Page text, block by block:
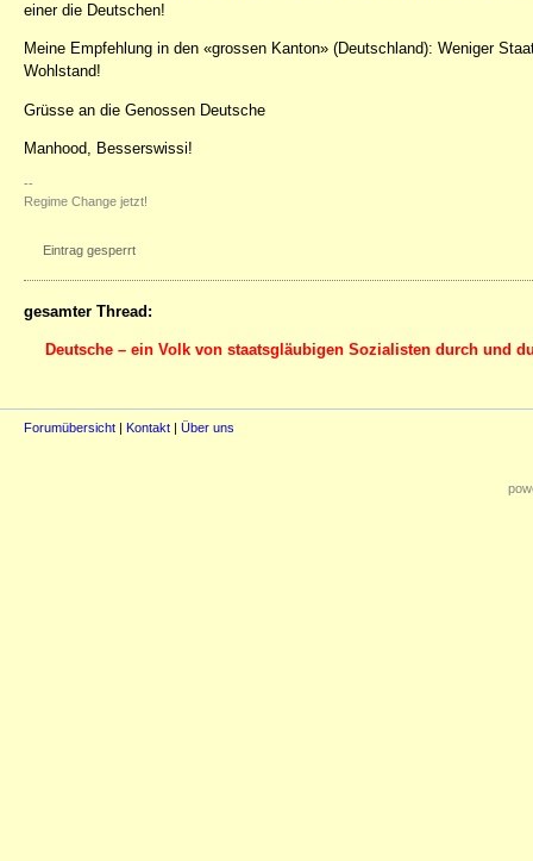
einer die Deutschen!
Meine Empfehlung in den «grossen Kanton» (Deutschland): Weniger
Wohlstand!
Grüsse an die Genossen Deutsche
Manhood, Besserswissi!
--
Regime Change jetzt!
Eintrag gesperrt
gesamter Thread:
Deutsche – ein Volk von staatsgläubigen Sozialisten durch und
Forumübersicht | Kontakt | Über uns